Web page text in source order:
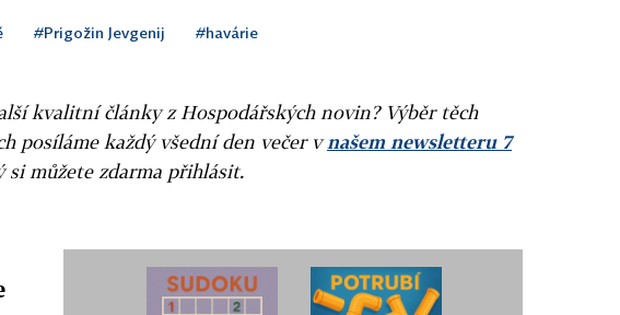
#Prigožin Jevgenij #havárie
kvalitní články z Hospodářských novin? Výběr těch
posíláme každý všední den večer vnašem newsletteru 7
si můžete zdarma přihlásit.